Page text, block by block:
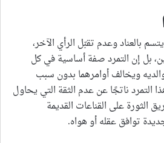
بالعناد وعدم تقبّل الرأي الآخر،
بل إن التمرد صفة أساسية في كل
ويخالف أوامرهما بدون سبب
التمرد ناتجًا عن عدم الثقة التي يحاول
على القناعات القديمة
توافق عقله أو هواه.